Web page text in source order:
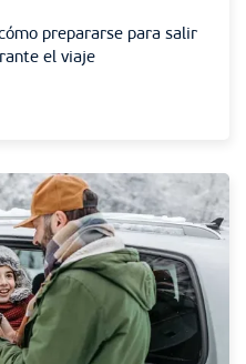
cómo prepararse para salir
el viaje